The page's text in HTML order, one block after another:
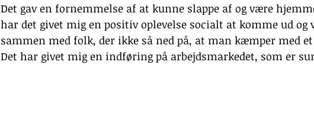
Det gav en fornemmelse af at kunne slappe af og være
har det givet mig en positiv oplevelse socialt at komme ud og
sammen med folk, der ikke så ned på, at man kæmper med
Det har givet mig en indføring på arbejdsmarkedet, som er